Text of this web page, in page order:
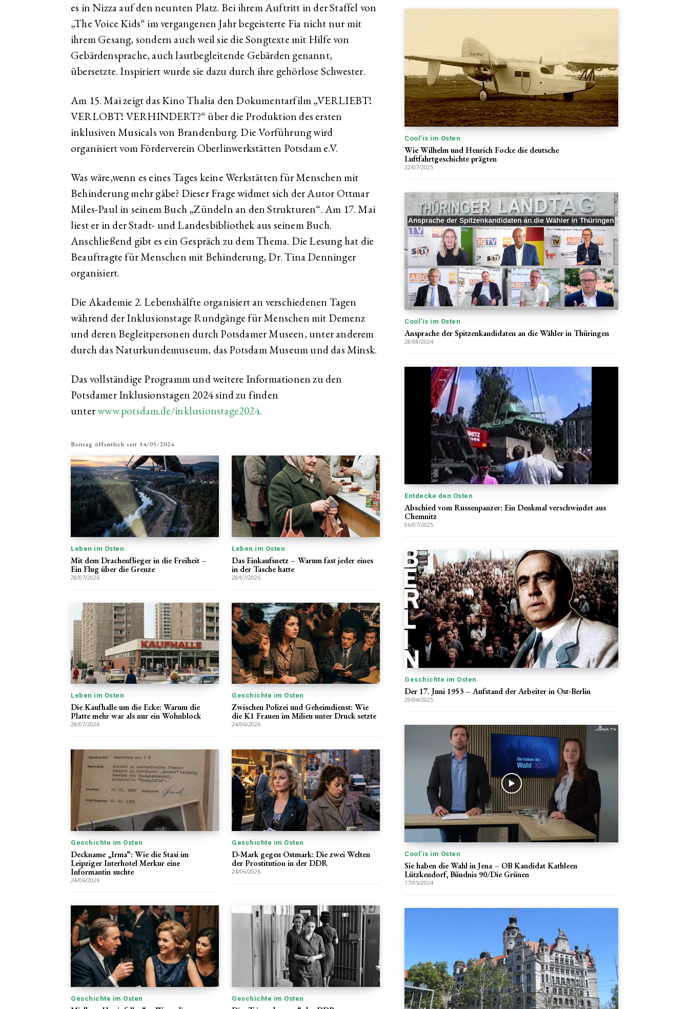
es in Nizza auf den neunten Platz. Bei ihrem Auftritt in der Staffel von
„The Voice Kids“ im vergangenen Jahr begeisterte Fia nicht nur mit
ihrem Gesang, sondern auch weil sie die Songtexte mit Hilfe von
Gebärdensprache, auch lautbegleitende Gebärden genannt,
übersetzte. Inspiriert wurde sie dazu durch ihre gehörlose Schwester.
Am 15. Mai zeigt das Kino Thalia den Dokumentarfilm „VERLIEBT!
VERLOBT! VERHINDERT?“ über die Produktion des ersten
inklusiven Musicals von Brandenburg. Die Vorführung wird
organisiert vom Förderverein Oberlinwerkstätten Potsdam e.V.
Was wäre,wenn es eines Tages keine Werkstätten für Menschen mit
Behinderung mehr gäbe? Dieser Frage widmet sich der Autor Ottmar
Miles-Paul in seinem Buch „Zündeln an den Strukturen“. Am 17. Mai
liest er in der Stadt- und Landesbibliothek aus seinem Buch.
Anschließend gibt es ein Gespräch zu dem Thema. Die Lesung hat die
Beauftragte für Menschen mit Behinderung, Dr. Tina Denninger
organisiert.
Die Akademie 2. Lebenshälfte organisiert an verschiedenen Tagen
während der Inklusionstage Rundgänge für Menschen mit Demenz
und deren Begleitpersonen durch Potsdamer Museen, unter anderem
durch das Naturkundemuseum, das Potsdam Museum und das Minsk.
Das vollständige Programm und weitere Informationen zu den
Potsdamer Inklusionstagen 2024 sind zu finden
unterwww.potsdam.de/inklusionstage2024.
Beitrag öffentlich seit 14/05/2024
Leben im Osten
Mit dem Drachenflieger in die Freiheit –
Ein Flug über die Grenze
28/07/2026
Leben im Osten
Das Einkaufsnetz – Warum fast jeder eines
in der Tasche hatte
28/07/2026
Leben im Osten
Die Kaufhalle um die Ecke: Warum die
Platte mehr war als nur ein Wohnblock
28/07/2026
Geschichte im Osten
Zwischen Polizei und Geheimdienst: Wie
die K1 Frauen im Milieu unter Druck setzte
24/06/2026
Geschichte im Osten
Deckname „Irma“: Wie die Stasi im
Leipziger Interhotel Merkur eine
Informantin suchte
24/06/2026
Geschichte im Osten
D-Mark gegen Ostmark: Die zwei Welten
der Prostitution in der DDR
24/06/2026
Geschichte im Osten Geschichte im Osten
Cool'is im Osten
Wie Wilhelm und Henrich Focke die deutsche
Luftfahrtgeschichte prägten
22/07/2025
Cool'is im Osten
Ansprache der Spitzenkandidaten an die Wähler in Thüringen
28/08/2024
Entdecke den Osten
Abschied vom Russenpanzer: Ein Denkmal verschwindet aus
Chemnitz
06/07/2025
Geschichte im Osten
Der 17. Juni 1953 – Aufstand der Arbeiter in Ost-Berlin
29/04/2025
Cool'is im Osten
Sie haben die Wahl in Jena – OB Kandidat Kathleen
Lützkendorf, Bündnis 90/Die Grünen
17/05/2024